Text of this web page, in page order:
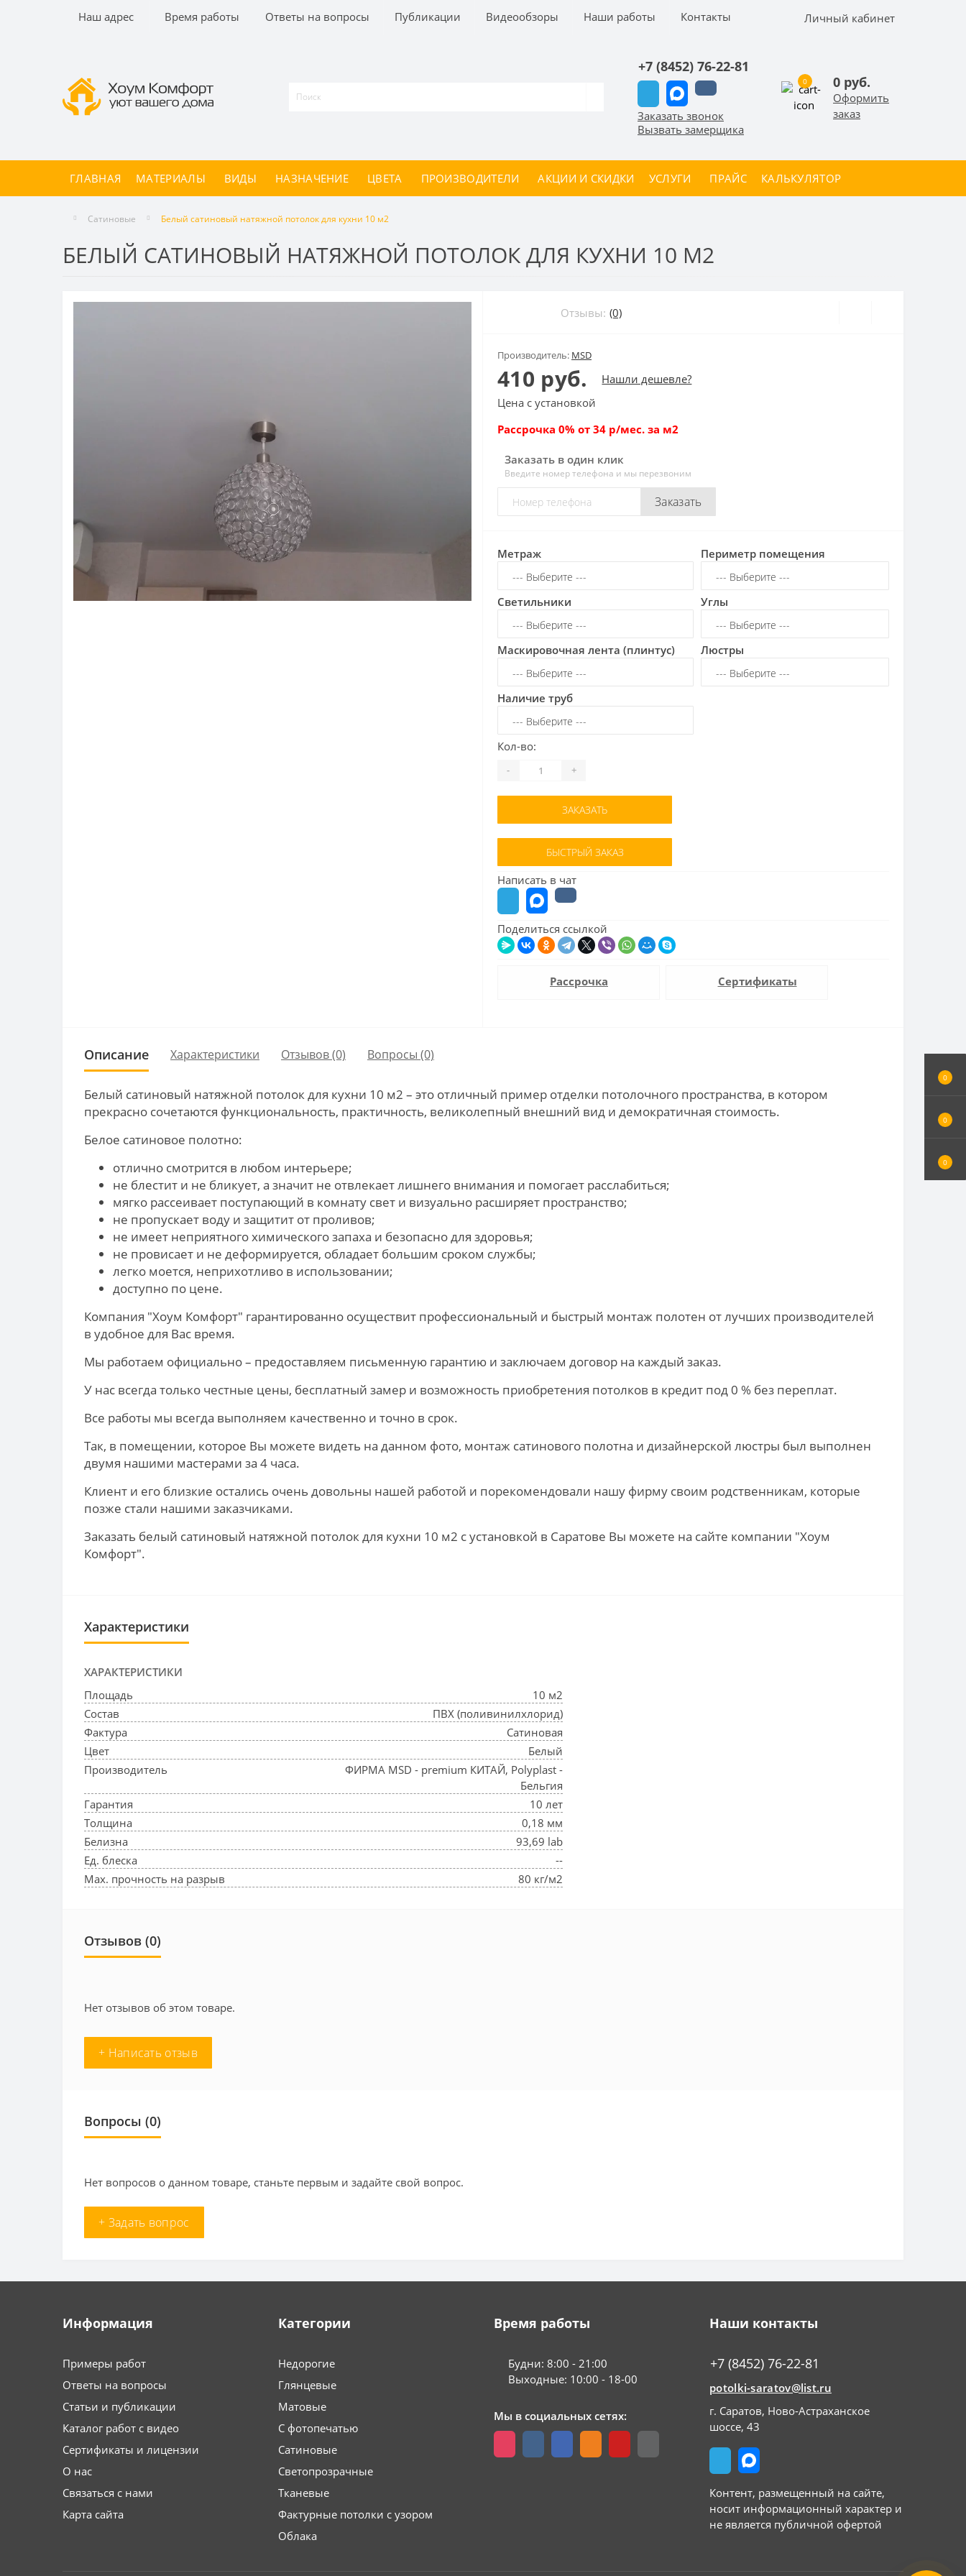
0
0
0
Наш адрес Время работы Ответы на вопросы Публикации Видеообзоры Наши работы Контакты Личный кабинет
+7 (8452) 76-22-81
Заказать звонок
Вызвать замерщика
0 0 руб.
Оформить
заказ
ГЛАВНАЯ МАТЕРИАЛЫ ВИДЫ НАЗНАЧЕНИЕ ЦВЕТА ПРОИЗВОДИТЕЛИ АКЦИИ И СКИДКИ УСЛУГИ ПРАЙС КАЛЬКУЛЯТОР
Сатиновые Белый сатиновый натяжной потолок для кухни 10 м2
БЕЛЫЙ САТИНОВЫЙ НАТЯЖНОЙ ПОТОЛОК ДЛЯ КУХНИ 10 М2
Отзывы: (0)
Производитель: MSD
410 руб.
Нашли дешевле?
Цена с установкой
Рассрочка 0% от 34 р/мес. за м2
Заказать в один клик
Введите номер телефона и мы перезвоним
Заказать
Метраж Периметр помещения
Светильники Углы
Маскировочная лента (плинтус) Люстры
Наличие труб
Кол-во:
- +
ЗАКАЗАТЬ
БЫСТРЫЙ ЗАКАЗ
Написать в чат
Поделиться ссылкой
Рассрочка Сертификаты
Описание Характеристики Отзывов (0) Вопросы (0)
Белый сатиновый натяжной потолок для кухни 10 м2 – это отличный пример отделки потолочного пространства, в котором
прекрасно сочетаются функциональность, практичность, великолепный внешний вид и демократичная стоимость.
Белое сатиновое полотно:
отлично смотрится в любом интерьере;
не блестит и не бликует, а значит не отвлекает лишнего внимания и помогает расслабиться;
мягко рассеивает поступающий в комнату свет и визуально расширяет пространство;
не пропускает воду и защитит от проливов;
не имеет неприятного химического запаха и безопасно для здоровья;
не провисает и не деформируется, обладает большим сроком службы;
легко моется, неприхотливо в использовании;
доступно по цене.
Компания "Хоум Комфорт" гарантированно осуществит профессиональный и быстрый монтаж полотен от лучших производителей
в удобное для Вас время.
Мы работаем официально – предоставляем письменную гарантию и заключаем договор на каждый заказ.
У нас всегда только честные цены, бесплатный замер и возможность приобретения потолков в кредит под 0 % без переплат.
Все работы мы всегда выполняем качественно и точно в срок.
Так, в помещении, которое Вы можете видеть на данном фото, монтаж сатинового полотна и дизайнерской люстры был выполнен
двумя нашими мастерами за 4 часа.
Клиент и его близкие остались очень довольны нашей работой и порекомендовали нашу фирму своим родственникам, которые
позже стали нашими заказчиками.
Заказать белый сатиновый натяжной потолок для кухни 10 м2 с установкой в Саратове Вы можете на сайте компании "Хоум
Комфорт".
Характеристики
ХАРАКТЕРИСТИКИ
Площадь
10 м2
Состав
ПВХ (поливинилхлорид)
Фактура
Сатиновая
Цвет
Белый
Производитель
ФИРМА MSD - premium КИТАЙ, Polyplast -
Бельгия
Гарантия
10 лет
Толщина
0,18 мм
Белизна
93,69 lab
Ед. блеска
--
Max. прочность на разрыв
80 кг/м2
Отзывов (0)
Нет отзывов об этом товаре.
+ Написать отзыв
Вопросы (0)
Нет вопросов о данном товаре, станьте первым и задайте свой вопрос.
+ Задать вопрос
Информация
Примеры работ
Ответы на вопросы
Статьи и публикации
Каталог работ с видео
Сертификаты и лицензии
О нас
Связаться с нами
Карта сайта
Категории
Недорогие
Глянцевые
Матовые
С фотопечатью
Сатиновые
Светопрозрачные
Тканевые
Фактурные потолки с узором
Облака
Время работы
Будни: 8:00 - 21:00
Выходные: 10:00 - 18-00
Мы в социальных сетях:
Наши контакты
+7 (8452) 76-22-81
potolki-saratov@list.ru
г. Саратов, Ново-Астраханское
шоссе, 43
Контент, размещенный на сайте,
носит информационный характер и
не является публичной офертой